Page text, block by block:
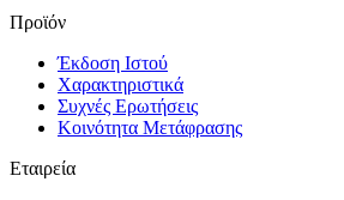
Προϊόν
Έκδοση Ιστού
Χαρακτηριστικά
Συχνές Ερωτήσεις
Κοινότητα Μετάφρασης
Εταιρεία